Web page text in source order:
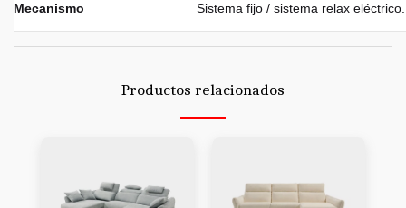
Mecanismo Sistema fijo / sistema relax eléctrico.
Productos relacionados